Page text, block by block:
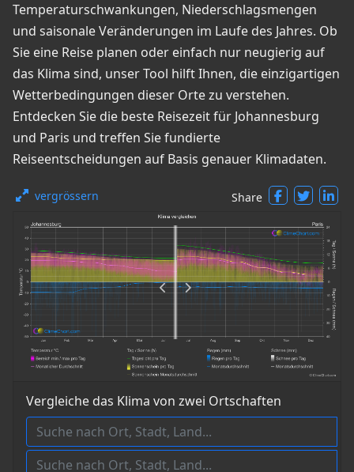
Temperaturschwankungen, Niederschlagsmengen
und saisonale Veränderungen im Laufe des Jahres. Ob
Sie eine Reise planen oder einfach nur neugierig auf
das Klima sind, unser Tool hilft Ihnen, die einzigartigen
Wetterbedingungen dieser Orte zu verstehen.
Entdecken Sie die beste Reisezeit für Johannesburg
und Paris und treffen Sie fundierte
Reiseentscheidungen auf Basis genauer Klimadaten.
vergrössern Share
Vergleiche das Klima von zwei Ortschaften